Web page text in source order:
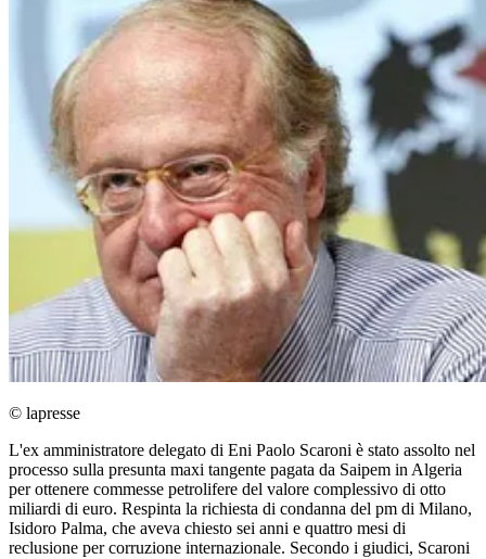
© lapresse
L'ex amministratore delegato di Eni Paolo Scaroni è stato assolto nel
processo sulla presunta maxi tangente pagata da Saipem in Algeria
per ottenere commesse petrolifere del valore complessivo di otto
miliardi di euro. Respinta la richiesta di condanna del pm di Milano,
Isidoro Palma, che aveva chiesto sei anni e quattro mesi di
reclusione per corruzione internazionale. Secondo i giudici, Scaroni